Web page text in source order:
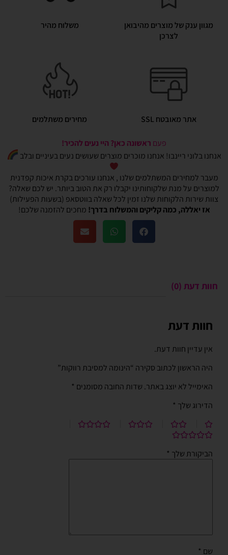
מגוון ענק של מוצרים מהיבואן
לצרכן
משלוח מהיר
אתר מאובטח SSL מחירים משתלמים
פעם ראשונה כאן? היי נעים להכיר!
אנחנו בלוני ריינבו! אנחנו מוכרים מוצרים שעושים נעים בעיניים ובלב
מעבר למחירים המשתלמים שלנו , אנחנו עורכים בקרת איכות קפדנית
למוצרים על מנת שלקוחותינו יקבלו רק את הטוב ביותר. יש לכם שאלה?
צוות שירות הלקוחות שלנו זמין לכל שאלה בווטסאפ (בשעות הפעילות)
אז יאללה, כמה קליקים והמשלוח בדרך! מחכים להזמנה שלכם!
חוות דעת (0)
חוות דעת
אין עדיין חוות דעת.
היה הראשון לכתוב סקירה “הינומה למסיבת רווקות”
האימייל לא יוצג באתר. שדות החובה מסומנים *
הדירוג שלך *
הביקורת שלך *
שם *